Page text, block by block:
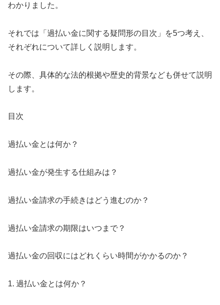
わかりました。
それでは「過払い金に関する疑問形の目次」を5つ考え、
それぞれについて詳しく説明します。
その際、具体的な法的根拠や歴史的背景なども併せて説明
します。
目次
過払い金とは何か？
過払い金が発生する仕組みは？
過払い金請求の手続きはどう進むのか？
過払い金請求の期限はいつまで？
過払い金の回収にはどれくらい時間がかかるのか？
1. 過払い金とは何か？